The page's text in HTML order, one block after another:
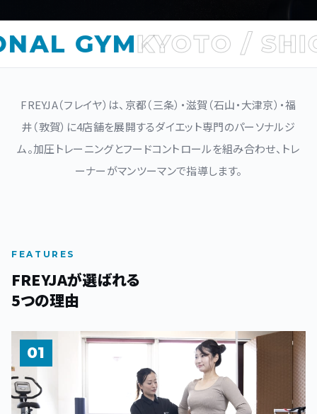
GYMKYOTO /
FREYJA（フレイヤ）は、京都（三条）・滋賀（石山・大津京）・福
井（敦賀）に4店舗を展開するダイエット専門のパーソナルジ
ム。加圧トレーニングとフードコントロールを組み合わせ、トレ
ーナーがマンツーマンで指導します。
FEATURES
FREYJAが選ばれる
5つの理由
01